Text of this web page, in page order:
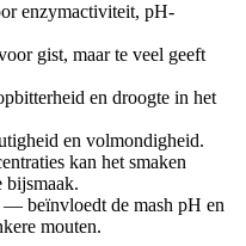
enzymactiviteit, pH-
gist, maar te veel geeft
en droogte in het
en volmondigheid.
kan het smaken
bijsmaak.
— beïnvloedt de mash pH en
mouten.